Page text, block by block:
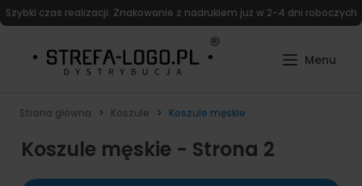
Szybki czas realizacji. Znakowanie z nadrukiem już w 2-4 dni roboczych
Strona główna Koszule Koszule męskie
Koszule męskie - Strona 2